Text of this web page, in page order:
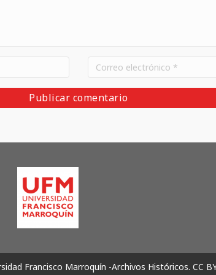
Francisco Marroquín -Archivos Históricos. CC